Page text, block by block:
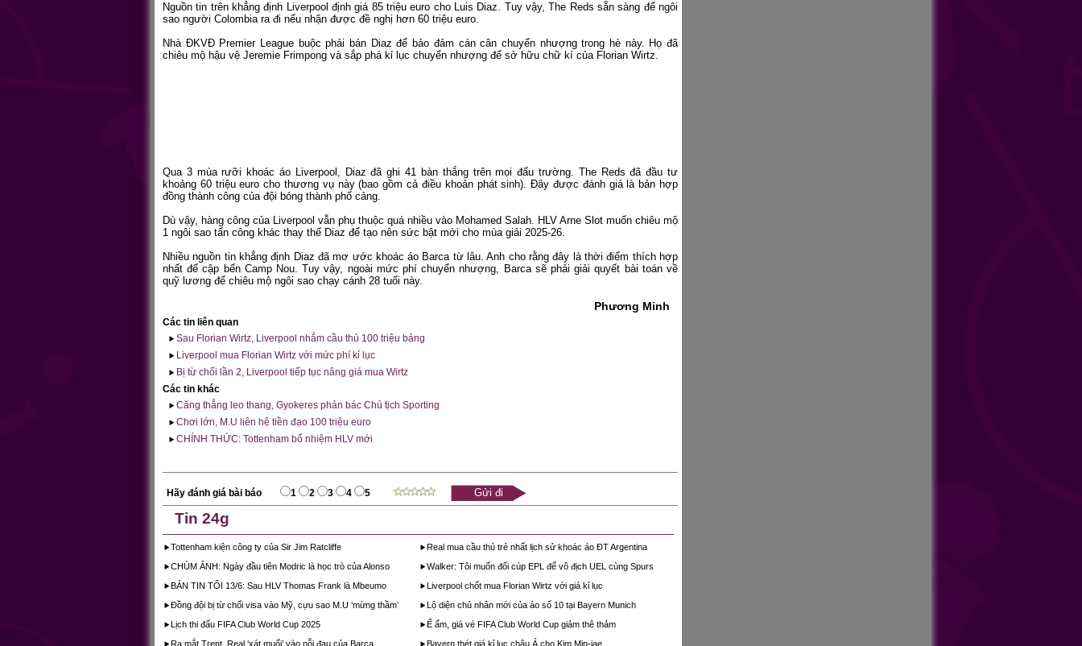
Nguồn tin trên khẳng định Liverpool định giá 85 triệu euro cho Luis Diaz. Tuy vậy, The Reds sẵn sàng để ngôi
sao người Colombia ra đi nếu nhận được đề nghị hơn 60 triệu euro.
Nhà ĐKVĐ Premier League buộc phải bán Diaz để bảo đảm cán cân chuyển nhượng trong hè này. Họ đã
chiêu mộ hậu vệ Jeremie Frimpong và sắp phá kỉ lục chuyển nhượng để sở hữu chữ kí của Florian Wirtz.
Qua 3 mùa rưỡi khoác áo Liverpool, Diaz đã ghi 41 bàn thắng trên mọi đấu trường. The Reds đã đầu tư
khoảng 60 triệu euro cho thương vụ này (bao gồm cả điều khoản phát sinh). Đây được đánh giá là bản hợp
đồng thành công của đội bóng thành phố cảng.
Dù vậy, hàng công của Liverpool vẫn phụ thuộc quá nhiều vào Mohamed Salah. HLV Arne Slot muốn chiêu mộ
1 ngôi sao tấn công khác thay thế Diaz để tạo nên sức bật mới cho mùa giải 2025-26.
Nhiều nguồn tin khẳng định Diaz đã mơ ước khoác áo Barca từ lâu. Anh cho rằng đây là thời điểm thích hợp
nhất để cập bến Camp Nou. Tuy vậy, ngoài mức phí chuyển nhượng, Barca sẽ phải giải quyết bài toán về
quỹ lương để chiêu mộ ngôi sao chạy cánh 28 tuổi này.
Phương Minh
Các tin liên quan
Sau Florian Wirtz, Liverpool nhắm cầu thủ 100 triệu bảng
Liverpool mua Florian Wirtz với mức phí kỉ lục
Bị từ chối lần 2, Liverpool tiếp tục nâng giá mua Wirtz
Các tin khác
Căng thẳng leo thang, Gyokeres phản bác Chủ tịch Sporting
Chơi lớn, M.U liên hệ tiền đạo 100 triệu euro
CHÍNH THỨC: Tottenham bổ nhiệm HLV mới
Hãy đánh giá bài báo 1 2 3 4 5
Tin 24g
Tottenham kiện công ty của Sir Jim Ratcliffe
CHÙM ẢNH: Ngày đầu tiên Modric là học trò của Alonso
BẢN TIN TỐI 13/6: Sau HLV Thomas Frank là Mbeumo
Đồng đội bị từ chối visa vào Mỹ, cựu sao M.U ‘mừng thầm’
Lịch thi đấu FIFA Club World Cup 2025
Ra mắt Trent, Real ‘xát muối’ vào nỗi đau của Barca
Real mua cầu thủ trẻ nhất lịch sử khoác áo ĐT Argentina
Walker: Tôi muốn đổi cúp EPL để vô địch UEL cùng Spurs
Liverpool chốt mua Florian Wirtz với giá kỉ lục
Lộ diện chủ nhân mới của áo số 10 tại Bayern Munich
Ế ẩm, giá vé FIFA Club World Cup giảm thê thảm
Bayern thét giá kỉ lục châu Á cho Kim Min-jae